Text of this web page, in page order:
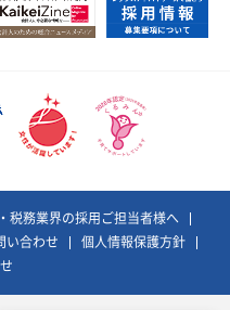
税務業界の採用ご担当者様へ
い合わせ
個人情報保護方針